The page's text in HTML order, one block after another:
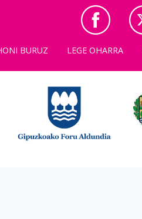
BURUZ LEGE OHARRA